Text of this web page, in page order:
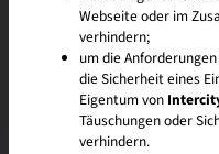
Webseite oder im
verhindern;
um die
die Sicherheit eines
Eigentum von
Täuschungen oder
verhindern.